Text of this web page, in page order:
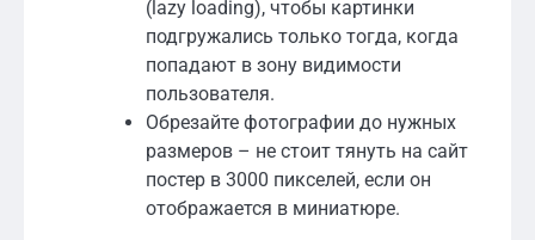
(lazy loading), чтобы картинки
подгружались только тогда, когда
попадают в зону видимости
пользователя.
Обрезайте фотографии до нужных
размеров – не стоит тянуть на сайт
постер в 3000 пикселей, если он
отображается в миниатюре.